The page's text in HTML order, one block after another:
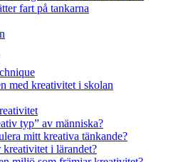
fart på tankarna
med kreativitet i skolan
typ” av människa?
mitt kreativa tänkande?
i lärandet?